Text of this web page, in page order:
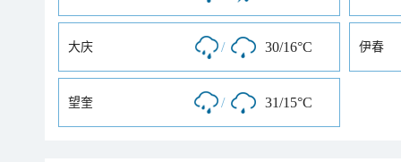
大庆 / 30/16°C 伊春
望奎 / 31/15°C